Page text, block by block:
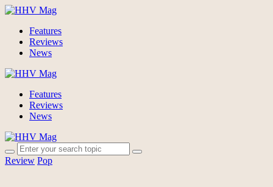
Features
Reviews
News
Features
Reviews
News
Review Pop